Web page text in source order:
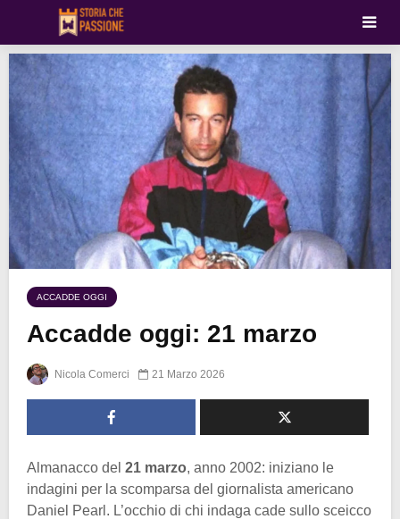
ACCADDE OGGI
Accadde oggi: 21 marzo
Nicola Comerci 21 Marzo 2026
Almanacco del 21 marzo, anno 2002: iniziano le
indagini per la scomparsa del giornalista americano
Daniel Pearl. L’occhio di chi indaga cade sullo sceicco